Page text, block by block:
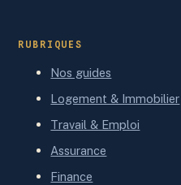
RUBRIQUES
Nos guides
Logement & Immobilier
Travail & Emploi
Assurance
Finance